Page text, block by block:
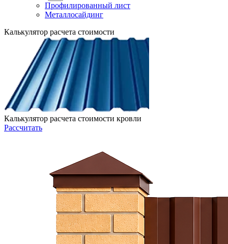
Профилированный лист
Металлосайдинг
Калькулятор расчета стоимости
Калькулятор расчета стоимости кровли
Рассчитать